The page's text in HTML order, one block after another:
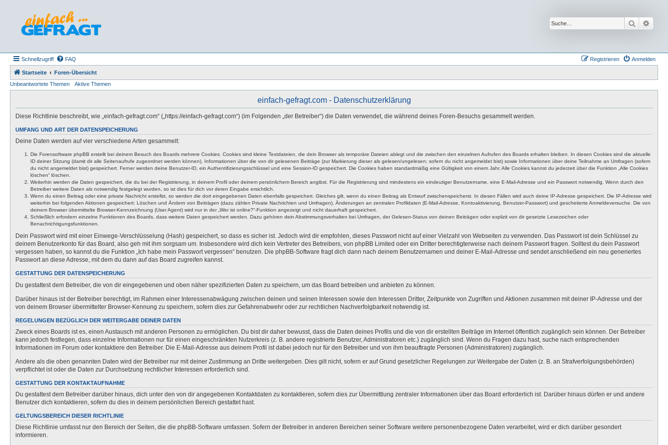
Suche
Schnellzugriff FAQ Anmelden
Registrieren
Startseite
Foren-Übersicht
Unbeantwortete Themen
Aktive Themen
einfach-gefragt.com - Datenschutzerklärung
Diese Richtlinie beschreibt, wie „einfach-gefragt.com“ („https://einfach-gefragt.com“) (im Folgenden „der Betreiber“) die Daten verwendet, die während deines Foren-Besuchs gesammelt werden.
UMFANG UND ART DER DATENSPEICHERUNG
Deine Daten werden auf vier verschiedene Arten gesammelt:
Die Forensoftware phpBB erstellt bei deinem Besuch des Boards mehrere Cookies. Cookies sind kleine Textdateien, die dein Browser als temporäre Dateien ablegt und die zwischen den einzelnen Aufrufen des Boards erhalten bleiben. In diesen Cookies sind die aktuelle
ID deiner Sitzung (damit dir alle Seitenaufrufe zugeordnet werden können), Informationen über die von dir gelesenen Beiträge (zur Markierung dieser als gelesen/ungelesen; sofern du nicht angemeldet bist) sowie Informationen über deine Teilnahme an Umfragen (sofern
du nicht angemeldet bist) gespeichert. Ferner werden deine Benutzer-ID, ein Authentifizierungsschlüssel und eine Session-ID gespeichert. Die Cookies haben standardmäßig eine Gültigkeit von einem Jahr. Alle Cookies kannst du jederzeit über die Funktion „Alle Cookies
löschen“ löschen.
Weiterhin werden die Daten gespeichert, die du bei der Registrierung, in deinem Profil oder deinem persönlichem Bereich angibst. Für die Registrierung sind mindestens ein eindeutiger Benutzername, eine E-Mail-Adresse und ein Passwort notwendig. Wenn durch den
Betreiber weitere Daten als notwendig festgelegt wurden, so ist dies für dich vor deren Eingabe ersichtlich.
Wenn du einen Beitrag oder eine private Nachricht erstellst, so werden die dort eingegebenen Daten ebenfalls gespeichert. Gleiches gilt, wenn du einen Beitrag als Entwurf zwischenspeicherst. In diesen Fällen wird auch deine IP-Adresse gespeichert. Die IP-Adresse wird
weiterhin bei folgenden Aktionen gespeichert: Löschen und Ändern von Beiträgen (dazu zählen Private Nachrichten und Umfragen), Änderungen an zentralen Profildaten (E-Mail-Adresse, Kontoaktivierung, Benutzer-Passwort) und gescheiterte Anmeldeversuche. Die von
deinem Browser übermittelte Browser-Kennzeichnung (User Agent) wird nur in der „Wer ist online?“-Funktion angezeigt und nicht dauerhaft gespeichert.
Schließlich erfordern einzelne Funktionen des Boards, dass weitere Daten gespeichert werden. Dazu gehören dein Abstimmungsverhalten bei Umfragen, der Gelesen-Status von deinen Beiträgen oder explizit von dir gesetzte Lesezeichen oder
Benachrichtigungsfunktionen.
Dein Passwort wird mit einer Einwege-Verschlüsselung (Hash) gespeichert, so dass es sicher ist. Jedoch wird dir empfohlen, dieses Passwort nicht auf einer Vielzahl von Webseiten zu verwenden. Das Passwort ist dein Schlüssel zu
deinem Benutzerkonto für das Board, also geh mit ihm sorgsam um. Insbesondere wird dich kein Vertreter des Betreibers, von phpBB Limited oder ein Dritter berechtigterweise nach deinem Passwort fragen. Solltest du dein Passwort
vergessen haben, so kannst du die Funktion „Ich habe mein Passwort vergessen“ benutzen. Die phpBB-Software fragt dich dann nach deinem Benutzernamen und deiner E-Mail-Adresse und sendet anschließend ein neu generiertes
Passwort an diese Adresse, mit dem du dann auf das Board zugreifen kannst.
GESTATTUNG DER DATENSPEICHERUNG
Du gestattest dem Betreiber, die von dir eingegebenen und oben näher spezifizierten Daten zu speichern, um das Board betreiben und anbieten zu können.
Darüber hinaus ist der Betreiber berechtigt, im Rahmen einer Interessenabwägung zwischen deinen und seinen Interessen sowie den Interessen Dritter, Zeitpunkte von Zugriffen und Aktionen zusammen mit deiner IP-Adresse und der
von deinem Browser übermittelter Browser-Kennung zu speichern, sofern dies zur Gefahrenabwehr oder zur rechtlichen Nachverfolgbarkeit notwendig ist.
REGELUNGEN BEZÜGLICH DER WEITERGABE DEINER DATEN
Zweck eines Boards ist es, einen Austausch mit anderen Personen zu ermöglichen. Du bist dir daher bewusst, dass die Daten deines Profils und die von dir erstellten Beiträge im Internet öffentlich zugänglich sein können. Der Betreiber
kann jedoch festlegen, dass einzelne Informationen nur für einen eingeschränkten Nutzerkreis (z. B. andere registrierte Benutzer, Administratoren etc.) zugänglich sind. Wenn du Fragen dazu hast, suche nach entsprechenden
Informationen im Forum oder kontaktiere den Betreiber. Die E-Mail-Adresse aus deinem Profil ist dabei jedoch nur für den Betreiber und von ihm beauftragte Personen (Administratoren) zugänglich.
Andere als die oben genannten Daten wird der Betreiber nur mit deiner Zustimmung an Dritte weitergeben. Dies gilt nicht, sofern er auf Grund gesetzlicher Regelungen zur Weitergabe der Daten (z. B. an Strafverfolgungsbehörden)
verpflichtet ist oder die Daten zur Durchsetzung rechtlicher Interessen erforderlich sind.
GESTATTUNG DER KONTAKTAUFNAHME
Du gestattest dem Betreiber darüber hinaus, dich unter den von dir angegebenen Kontaktdaten zu kontaktieren, sofern dies zur Übermittlung zentraler Informationen über das Board erforderlich ist. Darüber hinaus dürfen er und andere
Benutzer dich kontaktieren, sofern du dies in deinem persönlichen Bereich gestattet hast.
GELTUNGSBEREICH DIESER RICHTLINIE
Diese Richtlinie umfasst nur den Bereich der Seiten, die die phpBB-Software umfassen. Sofern der Betreiber in anderen Bereichen seiner Software weitere personenbezogene Daten verarbeitet, wird er dich darüber gesondert
informieren.